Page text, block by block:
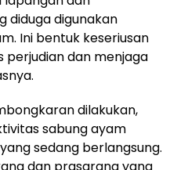
diduga digunakan
Ini bentuk keseriusan
dan menjaga
dilakukan,
sabung ayam
sedang berlangsung.